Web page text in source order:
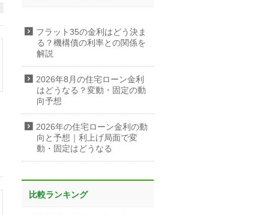
フラット35の金利はどう決ま
る？機構債の利率との関係を
解説
2026年8月の住宅ローン金利
はどうなる？変動・固定の動
向予想
2026年の住宅ローン金利の動
向と予想｜利上げ局面で変
動・固定はどうなる
比較ランキング